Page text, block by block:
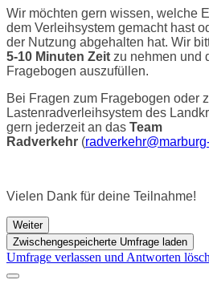
Wir möchten gern wissen, welche
dem Verleihsystem gemacht hast
der Nutzung abgehalten hat. Wir
5-10 Minuten Zeit zu nehmen und
Fragebogen auszufüllen.
Bei Fragen zum Fragebogen oder
Lastenradverleihsystem des
gern jederzeit an das Team
Radverkehr (
Vielen Dank für deine Teilnahme!
Weiter
Zwischengespeicherte Umfrage laden
Umfrage verlassen und Antworten